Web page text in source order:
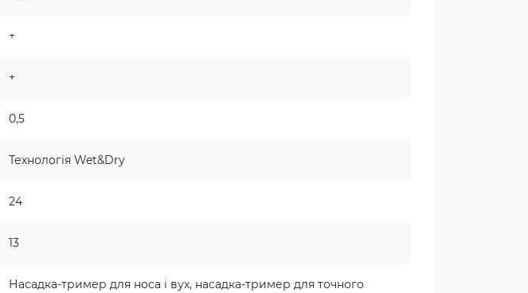
+
+
0,5
Технологія Wet&Dry
24
13
Насадка-тример для носа і вух, насадка-тример для точного